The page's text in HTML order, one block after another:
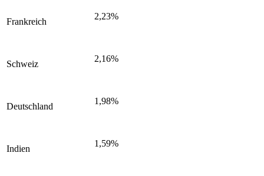
Frankreich
2,23%
Schweiz
2,16%
Deutschland
1,98%
Indien
1,59%